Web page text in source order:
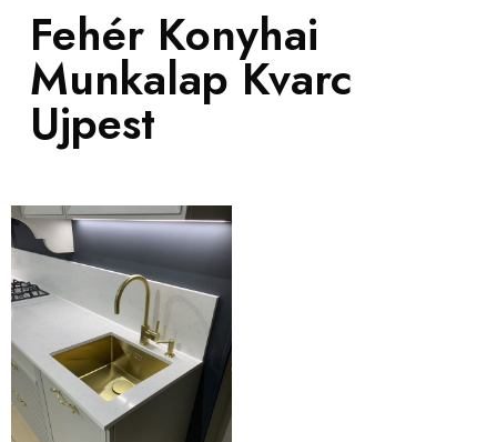
Fehér Konyhai
Munkalap Kvarc
Ujpest